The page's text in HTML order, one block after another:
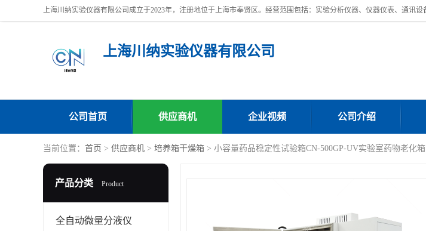
上海川纳实验仪器有限公司
公司首页 供应商机 企业视频 公司介绍
当前位置： 首页 > 供应商机 > 培养箱干燥箱 > 小容量药品稳定性试验箱CN-500GP-UV实验室药物老化箱
产品分类 Product
全自动微量分液仪